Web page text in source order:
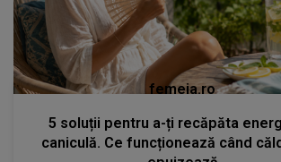
femeia.ro
5 soluții pentru a-ți recăpăta
caniculă. Ce funcționează când